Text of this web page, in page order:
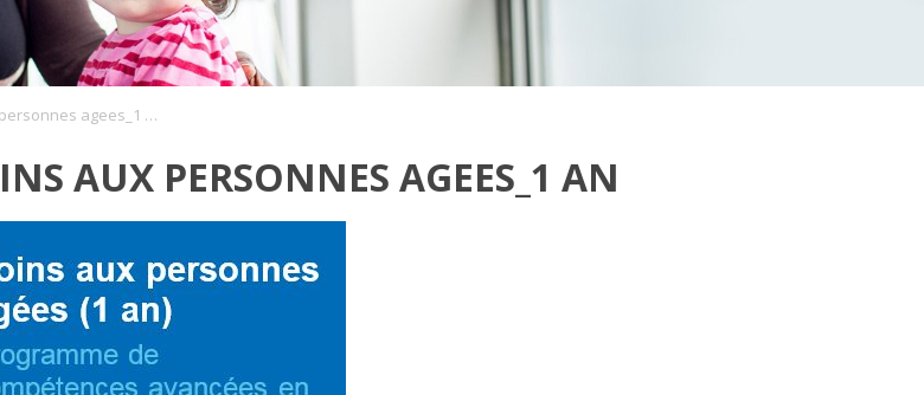
Soins aux personnes agees_1 an
AUX PERSONNES AGEES_1 AN